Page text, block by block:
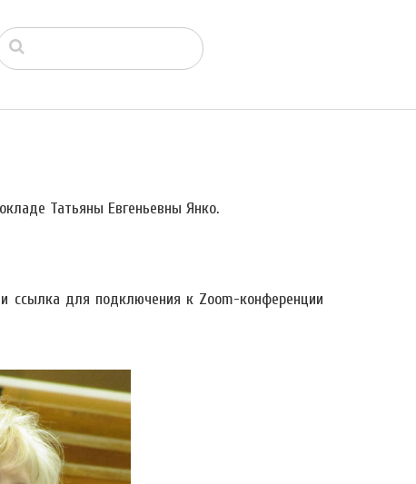
Татьяны Евгеньевны Янко.
ссылка для подключения к Zoom-конференции